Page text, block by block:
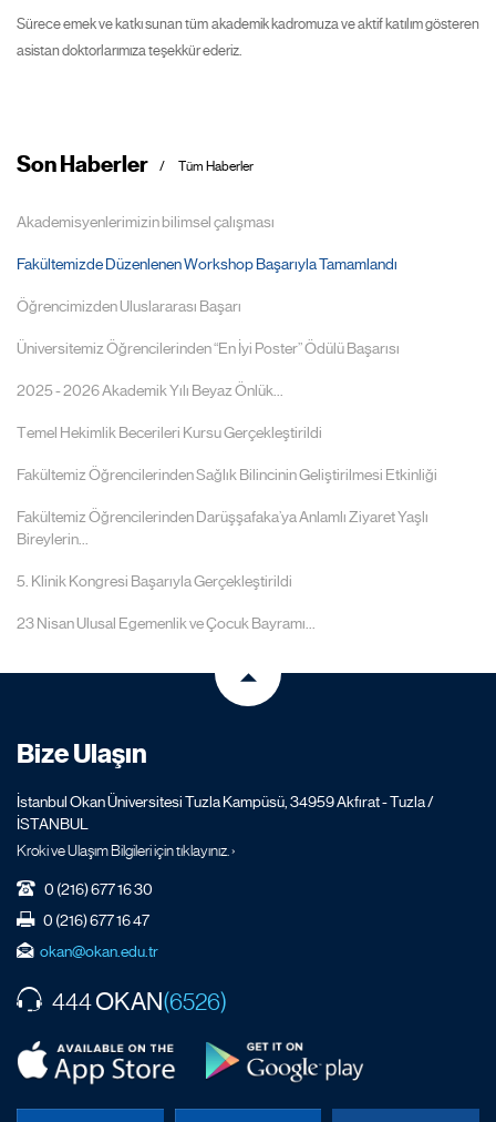
Sürece emek ve katkı sunan tüm akademik kadromuza ve aktif katılım gösteren
asistan doktorlarımıza teşekkür ederiz.
Son Haberler Tüm Haberler
Akademisyenlerimizin bilimsel çalışması
Fakültemizde Düzenlenen Workshop Başarıyla Tamamlandı
Öğrencimizden Uluslararası Başarı
Üniversitemiz Öğrencilerinden “En İyi Poster” Ödülü Başarısı
2025 - 2026 Akademik Yılı Beyaz Önlük...
Temel Hekimlik Becerileri Kursu Gerçekleştirildi
Fakültemiz Öğrencilerinden Sağlık Bilincinin Geliştirilmesi Etkinliği
Fakültemiz Öğrencilerinden Darüşşafaka’ya Anlamlı Ziyaret Yaşlı
Bireylerin...
5. Klinik Kongresi Başarıyla Gerçekleştirildi
23 Nisan Ulusal Egemenlik ve Çocuk Bayramı...
Bize Ulaşın
İstanbul Okan Üniversitesi Tuzla Kampüsü, 34959 Akfırat - Tuzla /
İSTANBUL
Kroki ve Ulaşım Bilgileri için tıklayınız. ›
0 (216) 677 16 30
0 (216) 677 16 47
okan@okan.edu.tr
444OKAN(6526)